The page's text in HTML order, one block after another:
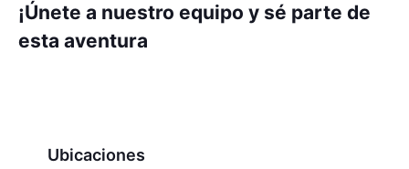
¡Únete a nuestro equipo y sé parte de
esta aventura
Ubicaciones